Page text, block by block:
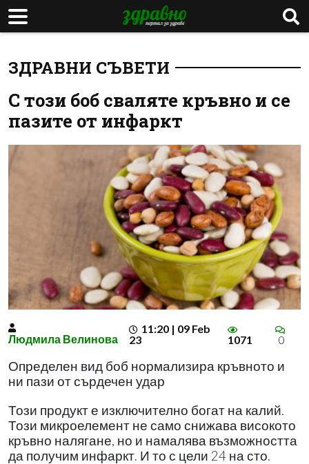
ЗДРАВНИ СЪВЕТИ
С този боб сваляте кръвно и се
пазите от инфаркт
Людмила Велинова
11:20 | 09 Feb
23
1071 0
Определен вид боб нормализира кръвното и
ни пази от сърдечен удар
Този продукт е изключително богат на калий.
Този микроелемент не само снижава високото
кръвно налягане, но и намалява възможността
да получим инфаркт. И то с цели 24 на сто.